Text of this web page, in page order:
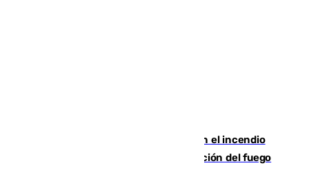
Activado el nivel 2 de emergencia en el incendio
forestal de Niebla por la compleja evolución del fuego